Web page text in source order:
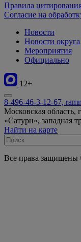
Правила
Согласие на
Новости
Новости округа
Мероприятия
Официально
12+
8-496-46-3-12-67,
Московская область,
«Сатурн», западная
Найти на карте
Все права